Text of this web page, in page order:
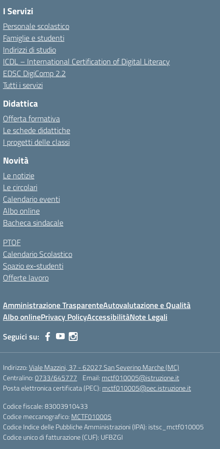
I Servizi
Personale scolastico
Famiglie e studenti
Indirizzi di studio
ICDL – International Certification of Digital Literacy
EDSC DigiComp 2.2
Tutti i servizi
Didattica
Offerta formativa
Le schede didattiche
I progetti delle classi
Novità
Le notizie
Le circolari
Calendario eventi
Albo online
Bacheca sindacale
PTOF
Calendario Scolastico
Spazio ex-studenti
Offerte lavoro
Amministrazione TrasparenteAutovalutazione e Qualità
Albo onlinePrivacy PolicyAccessibilitàNote Legali
Seguici su:
Indirizzo:Viale Mazzini, 37 - 62027 San Severino Marche (MC)
Centralino:0733/645777 Email: mctf010005@istruzione.it
Posta elettronica certificata (PEC): mctf010005@pec.istruzione.it
Codice fiscale: 83003910433
Codice meccanografico: MCTF010005
Codice Indice delle Pubbliche Amministrazioni (IPA): istsc_mctf010005
Codice unico di fatturazione (CUF): UFBZGI